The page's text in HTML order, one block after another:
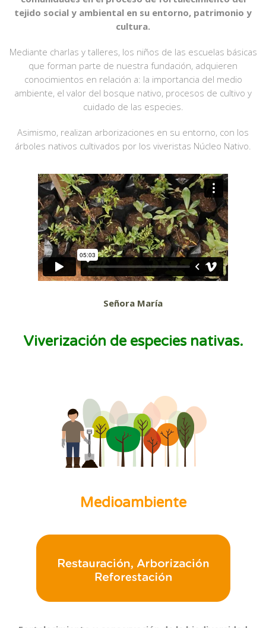
tejido social y ambiental en su entorno, patrimonio y
cultura.
Mediante charlas y talleres, los niños de las escuelas básicas
que forman parte de nuestra fundación, adquieren
conocimientos en relación a: la importancia del medio
ambiente, el valor del bosque nativo, procesos de cultivo y
cuidado de las especies.
Asimismo, realizan arborizaciones en su entorno, con los
árboles nativos cultivados por los viveristas Núcleo Nativo.
Señora María
Viverización de especies nativas.
Medioambiente